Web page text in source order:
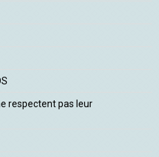
respectent pas leur